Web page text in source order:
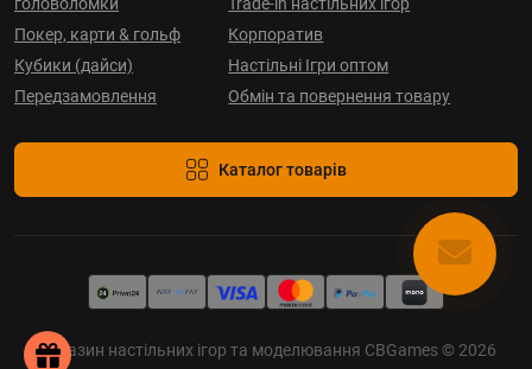
Покер, карти & гольф
Кубики (дайси)
Передзамовлення
Корпоратив
Настільні Ігри оптом
Обмін та повернення товару
Каталог товарів
Магазин настільних ігор та моделювання CBGames © 2026